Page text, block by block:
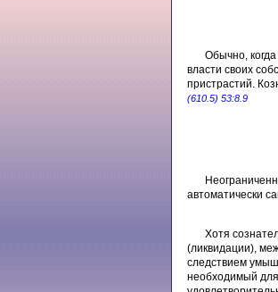
Обычно,
власти своих
пристрастий.
(610.5) 53:8.9
автоматически
Хотя
(ликвидации),
следствием
необходимый для